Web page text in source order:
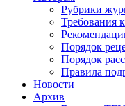
Рубрики
Требования
Порядок
Порядок
Правила
Новости
Архив